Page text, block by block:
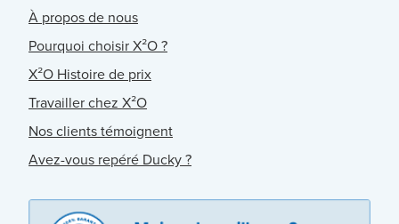
À propos de nous
Pourquoi choisir X²O ?
X²O Histoire de prix
Travailler chez X²O
Nos clients témoignent
Avez-vous repéré Ducky ?